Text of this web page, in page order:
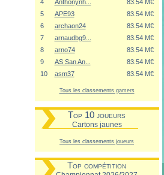
4
Anthonynh...
83.54 M€
5
APE93
83.54 M€
6
archaon24
83.54 M€
7
arnaudbg9...
83.54 M€
8
arno74
83.54 M€
9
AS San An...
83.54 M€
10
asm37 83.54 M€
Tous les classements gamers
Top 10 joueurs
Cartons jaunes
Tous les classements joueurs
Top compétition